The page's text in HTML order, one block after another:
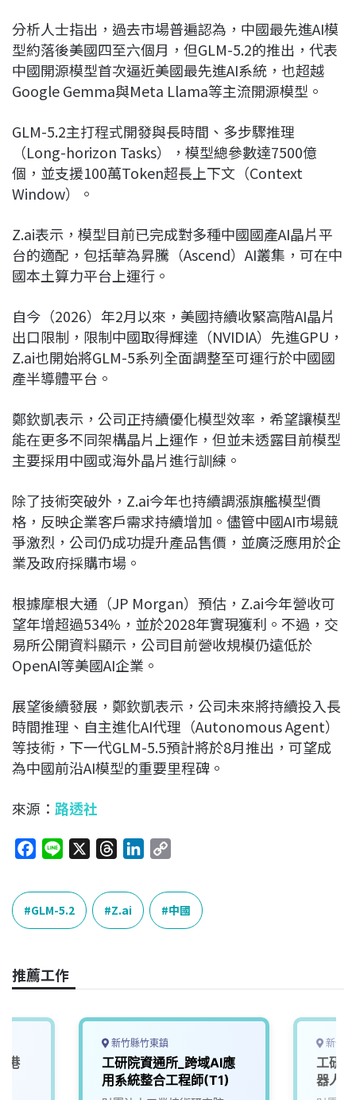
分析人士指出，過去市場普遍認為，中國最先進AI模
型約落後美國四至六個月，但GLM-5.2的推出，代表
中國開源模型首次逼近美國最先進AI系統，也超越
Google Gemma與Meta Llama等主流開源模型。
GLM-5.2主打程式開發與長時間、多步驟推理
（Long-horizon Tasks），模型總參數達7500億
個，並支援100萬Token超長上下文（Context
Window）。
Z.ai表示，模型目前已完成對多種中國國產AI晶片平
台的適配，包括華為昇騰（Ascend）AI叢集，可在中
國本土算力平台上運行。
自今（2026）年2月以來，美國持續收緊高階AI晶片
出口限制，限制中國取得輝達（NVIDIA）先進GPU，
Z.ai也開始將GLM-5系列全面調整至可運行於中國國
產半導體平台。
鄭欽凱表示，公司正持續優化模型效率，希望讓模型
能在更多不同架構晶片上運作，但並未透露目前模型
主要採用中國或海外晶片進行訓練。
除了技術突破外，Z.ai今年也持續調漲旗艦模型價
格，反映企業客戶需求持續增加。儘管中國AI市場競
爭激烈，公司仍成功提升產品售價，並廣泛應用於企
業及政府採購市場。
根據摩根大通（JP Morgan）預估，Z.ai今年營收可
望年增超過534%，並於2028年實現獲利。不過，交
易所公開資料顯示，公司目前營收規模仍遠低於
OpenAI等美國AI企業。
展望後續發展，鄭欽凱表示，公司未來將持續投入長
時間推理、自主進化AI代理（Autonomous Agent）
等技術，下一代GLM-5.5預計將於8月推出，可望成
為中國前沿AI模型的重要里程碑。
來源： 路透社
c
e
b
o
k
n
e
r
e
a
k
n
p
y
L
k
GLM-5.2 Z.ai 中國
推薦工作
港
新竹縣竹東鎮
工研院資通所_跨域AI應
用系統整合工程師(T1)
新竹
工研
器人